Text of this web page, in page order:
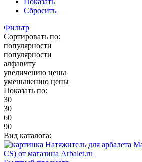
Показать
Сбросить
Фильтр
Сортировать по:
популярности
популярности
алфавиту
увеличению цены
уменьшению цены
Показать по:
30
30
60
90
Вид каталога: